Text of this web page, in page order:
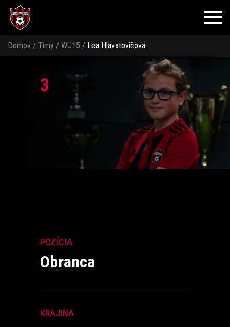
Domov / Timy / WU15 / Lea Hlavatovičová
3
POZÍCIA
Obranca
KRAJINA